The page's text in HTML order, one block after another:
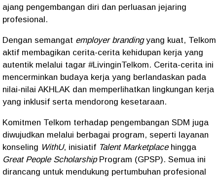
ajang pengembangan diri dan perluasan jejaring
profesional.
Dengan semangat employer brandingyang kuat, Telkom
aktif membagikan cerita-cerita kehidupan kerja yang
autentik melalui tagar #LivinginTelkom. Cerita-cerita ini
mencerminkan budaya kerja yang berlandaskan pada
nilai-nilai AKHLAK dan memperlihatkan lingkungan kerja
yang inklusif serta mendorong kesetaraan.
Komitmen Telkom terhadap pengembangan SDM juga
diwujudkan melalui berbagai program, seperti layanan
konseling WithU, inisiatif Talent Marketplace hingga
Great People ScholarshipProgram (GPSP). Semua ini
dirancang untuk mendukung pertumbuhan profesional